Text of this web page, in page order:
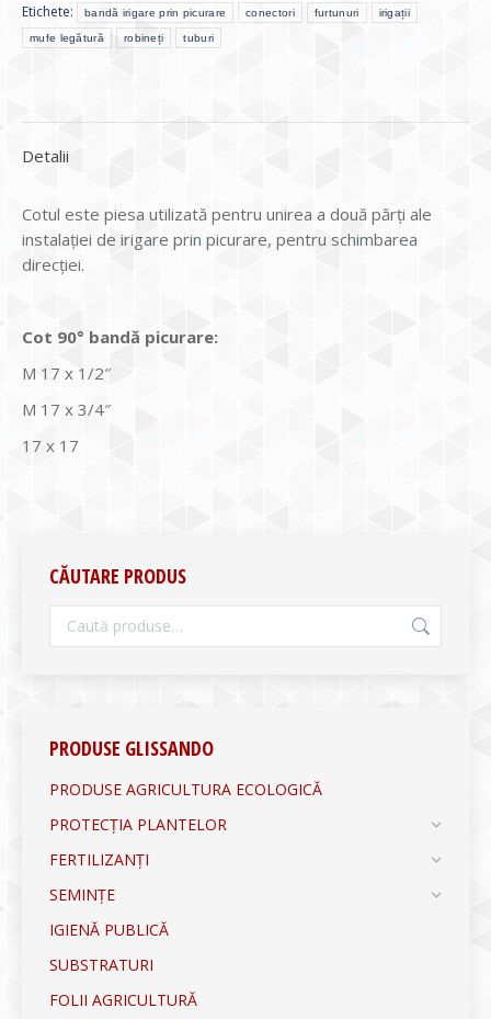
Etichete:
bandă irigare prin picurare conectori furtunuri irigații
mufe legătură robineți tuburi
Detalii
Cotul este piesa utilizată pentru unirea a două părți ale
instalației de irigare prin picurare, pentru schimbarea
direcției.
Cot 90° bandă picurare:
M 17 x 1/2″
M 17 x 3/4″
17 x 17
CĂUTARE PRODUS
PRODUSE GLISSANDO
PRODUSE AGRICULTURA ECOLOGICĂ
PROTECȚIA PLANTELOR
FERTILIZANȚI
SEMINȚE
IGIENĂ PUBLICĂ
SUBSTRATURI
FOLII AGRICULTURĂ